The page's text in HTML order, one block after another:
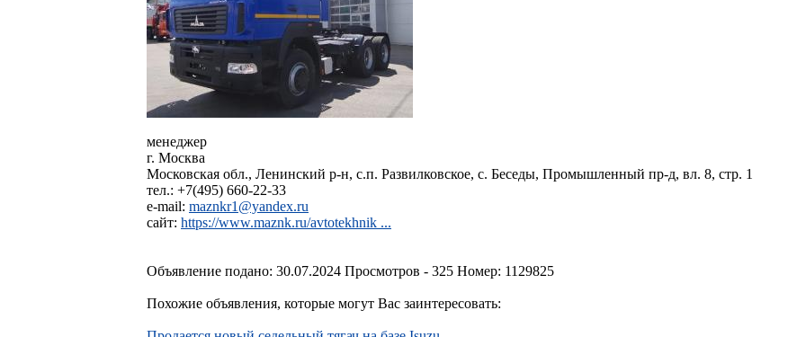
менеджер
г. Москва
Московская обл., Ленинский р-н, с.п. Развилковское, с. Беседы, Промышленный пр-д, вл. 8, стр. 1
тел.: +7(495) 660-22-33
e-mail: maznkr1@yandex.ru
сайт: https://www.maznk.ru/avtotekhnik ...
Объявление подано: 30.07.2024 Просмотров - 325 Номер: 1129825
Похожие объявления, которые могут Вас заинтересовать: